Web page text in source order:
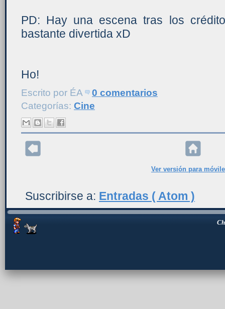
PD: Hay una escena tras los
bastante divertida xD
Ho!
Escrito por ÉA
0 comentarios
Categorías: Cine
Ver versión para
Suscribirse a: Entradas ( Atom )